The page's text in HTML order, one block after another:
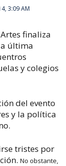
3:09 AM
finaliza
última
y colegios
del evento
y la política
tristes por
No obstante,